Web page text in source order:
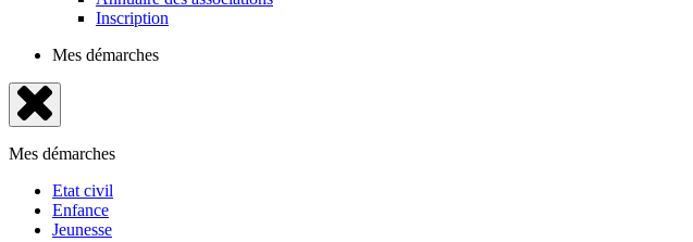
Inscription
Mes démarches
Fermer
le
menu
Mes démarches
Etat civil
Enfance
Jeunesse